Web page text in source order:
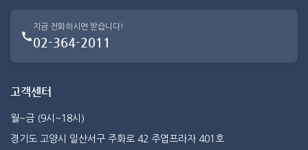
지금 전화하시면 받습니다!
02-364-2011
고객센터
월~금 (9시~18시)
경기도 고양시 일산서구 주화로 42 주엽프라자 401호